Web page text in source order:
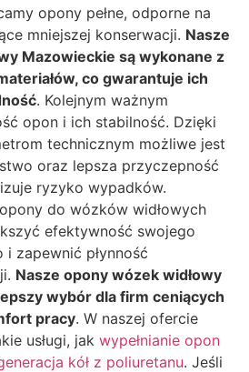
opony pełne, odporne na
mniejszej konserwacji. Nasze
Mazowieckie są wykonane z
co gwarantuje ich
. Kolejnym ważnym
opon i ich stabilność. Dzięki
technicznym możliwe jest
oraz lepsza przyczepność
ryzyko wypadków.
do wózków widłowych
efektywność swojego
zapewnić płynność
Nasze opony wózek widłowy
wybór dla firm ceniących
pracy. W naszej ofercie
usługi, jak wypełnianie opon
kół z poliuretanu. Jeśli